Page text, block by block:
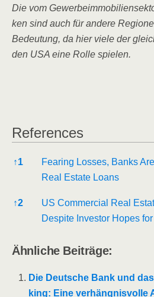
Die vom
ken sind auch für ande­re
Bedeu­tung, da hier vie­le der
den USA eine Rol­le spielen.
Refe­ren­ces
Refe­ren­ces
↑1
Fea­ring Los­ses, Banks
Real Estate Loans
↑2
US Com­mer­cial Real
Despi­te Inves­tor Hopes
Ähn­li­che Beiträge:
Die Deut­sche Bank und
king: Eine ver­häng­nis­vol­le